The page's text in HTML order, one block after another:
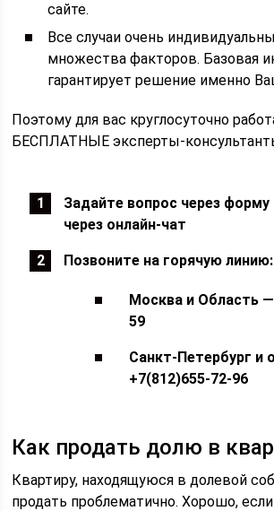
сайте.
Все случаи очень
множества факторов. Базовая
гарантирует решение именно
Поэтому для вас круглосуточно
БЕСПЛАТНЫЕ эксперты-
Задайте вопрос через форму
через онлайн-чат
Позвоните на горячую линию:
Москва и Область
59
Санкт-Петербург и
+7(812)655-72-96
Как продать долю в
Квартиру, находящуюся в долевой
продать проблематично. Хорошо,